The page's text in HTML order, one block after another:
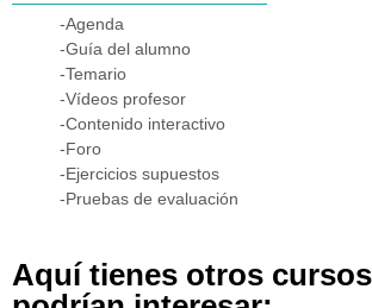
-Agenda
-Guía del alumno
-Temario
-Vídeos profesor
-Contenido interactivo
-Foro
-Ejercicios supuestos
-Pruebas de evaluación
Aquí tienes otros